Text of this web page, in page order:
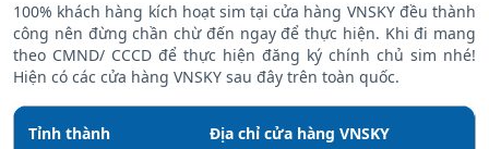
100% khách hàng kích hoạt sim tại cửa hàng VNSKY đều thành
công nên đừng chần chừ đến ngay để thực hiện. Khi đi mang
theo CMND/ CCCD để thực hiện đăng ký chính chủ sim nhé!
Hiện có các cửa hàng VNSKY sau đây trên toàn quốc.
Tỉnh thành Địa chỉ cửa hàng VNSKY